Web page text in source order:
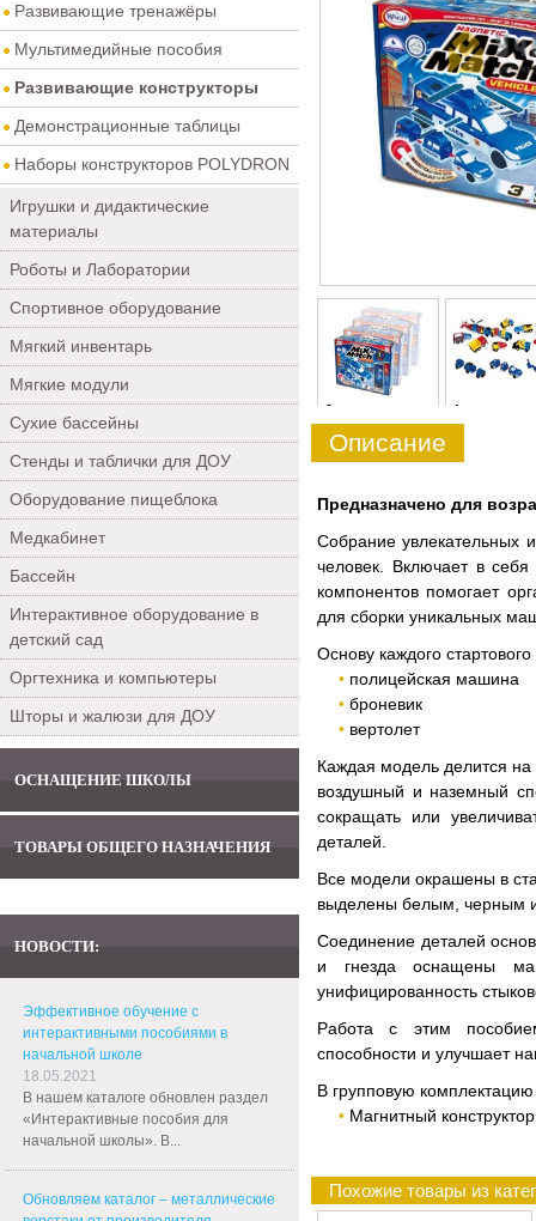
Развивающие тренажёры
Мультимедийные пособия
Развивающие конструкторы
Демонстрационные таблицы
Наборы конструкторов POLYDRON
Игрушки и дидактические
материалы
Роботы и Лаборатории
Спортивное оборудование
Мягкий инвентарь
Мягкие модули
Сухие бассейны
Стенды и таблички для ДОУ
Оборудование пищеблока
Медкабинет
Бассейн
Интерактивное оборудование в
детский сад
Оргтехника и компьютеры
Шторы и жалюзи для ДОУ
ОСНАЩЕНИЕ ШКОЛЫ
ТОВАРЫ ОБЩЕГО НАЗНАЧЕНИЯ
НОВОСТИ:
Эффективное обучение с
интерактивными пособиями в
начальной школе
18.05.2021
В нашем каталоге обновлен раздел
«Интерактивные пособия для
начальной школы». В...
Обновляем каталог – металлические
0 1
Описание
Предназначено для
Собрание увлекательных
человек. Включает в
компонентов помогает
для сборки уникальных
Основу каждого
полицейская машина
броневик
вертолет
Каждая модель делится на
воздушный и наземный
сокращать или
деталей.
Все модели окрашены в
выделены белым, черным
Соединение деталей
и гнезда оснащены
унифицированность
Работа с этим
способности и улучшает
В групповую комплектацию
Магнитный
Похожие товары из